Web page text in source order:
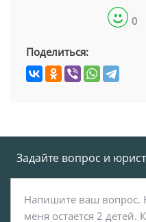
0
Поделиться:
Задайте вопрос и